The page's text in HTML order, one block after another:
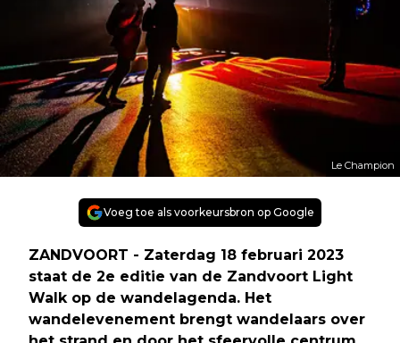
Le Champion
Voeg toe als voorkeursbron op Google
ZANDVOORT - Zaterdag 18 februari 2023
staat de 2e editie van de Zandvoort Light
Walk op de wandelagenda. Het
wandelevenement brengt wandelaars over